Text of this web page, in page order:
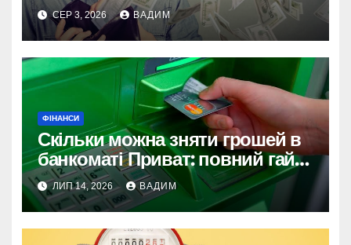
СЕР 3, 2026 ВАДИМ
ФІНАНСИ
Скільки можна зняти грошей в
банкоматі Приват: повний гайд
з лімітами 2026 року
ЛИП 14, 2026 ВАДИМ